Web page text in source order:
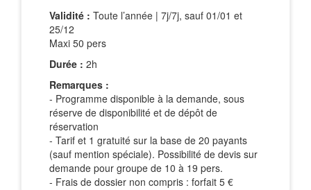
Validité : Toute l’année | 7j/7j, sauf 01/01 et
25/12
Maxi 50 pers
Durée : 2h
Remarques :
- Programme disponible à la demande, sous
réserve de disponibilité et de dépôt de
réservation
- Tarif et 1 gratuité sur la base de 20 payants
(sauf mention spéciale). Possibilité de devis sur
demande pour groupe de 10 à 19 pers.
- Frais de dossier non compris : forfait 5 €